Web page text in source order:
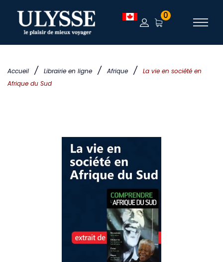
Accueil / Librairie en ligne / Afrique /
La vie en société en
Afrique du Sud
0